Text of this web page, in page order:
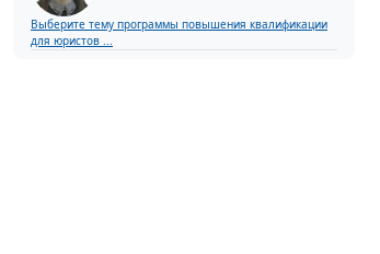
Выберите тему программы повышения квалификации
для юристов ...